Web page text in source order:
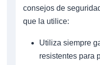
consejos de
que la utilice:
Utiliza siempre
resistentes para